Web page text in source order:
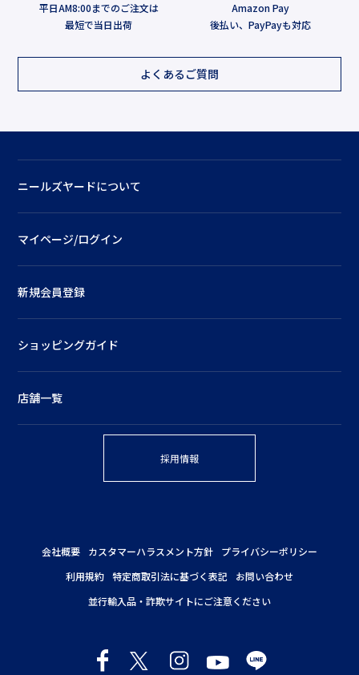
平日AM8:00までのご注文は
最短で当日出荷
Amazon Pay
後払い、PayPayも対応
よくあるご質問
ニールズヤードについて
マイページ/ログイン
新規会員登録
ショッピングガイド
店舗一覧
採用情報
会社概要 カスタマーハラスメント方針
プライバシーポリシー
利用規約 特定商取引法に基づく表記
お問い合わせ
並行輸入品・詐欺サイトにご注意ください